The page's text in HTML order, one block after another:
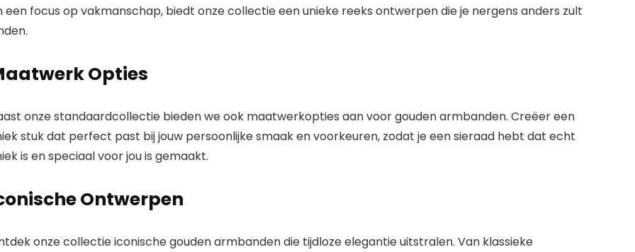
een focus op vakmanschap, biedt onze collectie een unieke reeks ontwerpen die je nergens anders zult
Opties
onze standaardcollectie bieden we ook maatwerkopties aan voor gouden armbanden. Creëer een
stuk dat perfect past bij jouw persoonlijke smaak en voorkeuren, zodat je een sieraad hebt dat echt
is en speciaal voor jou is gemaakt.
Ontwerpen
onze collectie iconische gouden armbanden die tijdloze elegantie uitstralen. Van klassieke